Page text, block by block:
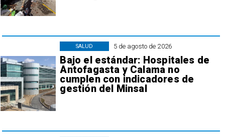
5 de agosto de 2026
Bajo el estándar: Hospitales de
Antofagasta y Calama no
cumplen con indicadores de
gestión del Minsal
SALUD